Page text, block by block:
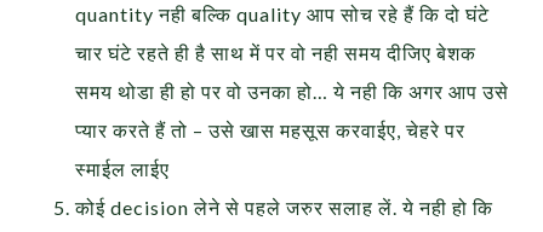
quantity नही बल्कि quality आप सोच रहे हैं कि दो घंटे
चार घंटे रहते ही है साथ में पर वो नही समय दीजिए बेशक
समय थोडा ही हो पर वो उनका हो… ये नही कि अगर आप उसे
प्यार करते हैं तो – उसे खास महसूस करवाईए, चेहरे पर
स्माईल लाईए
कोई decision लेने से पहले जरुर सलाह लें. ये नही हो कि